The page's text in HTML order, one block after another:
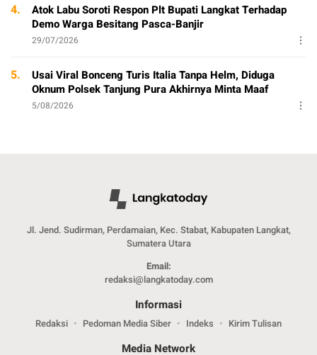
4.
Atok Labu Soroti Respon Plt Bupati Langkat Terhadap
Demo Warga Besitang Pasca-Banjir
29/07/2026
5.
Usai Viral Bonceng Turis Italia Tanpa Helm, Diduga
Oknum Polsek Tanjung Pura Akhirnya Minta Maaf
5/08/2026
Jl. Jend. Sudirman, Perdamaian, Kec. Stabat, Kabupaten Langkat,
Sumatera Utara
Email:
redaksi@langkatoday.com
Informasi
Redaksi Pedoman Media Siber Indeks Kirim Tulisan
Media Network